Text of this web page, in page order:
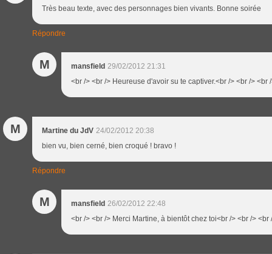
Très beau texte, avec des personnages bien vivants. Bonne soirée
Répondre
M mansfield 29/02/2012 21:31
<br /> <br /> Heureuse d'avoir su te captiver.<br /> <br /> <br
M Martine du JdV 24/02/2012 20:38
bien vu, bien cerné, bien croqué ! bravo !
Répondre
M mansfield 26/02/2012 22:48
<br /> <br /> Merci Martine, à bientôt chez toi<br /> <br /> <br